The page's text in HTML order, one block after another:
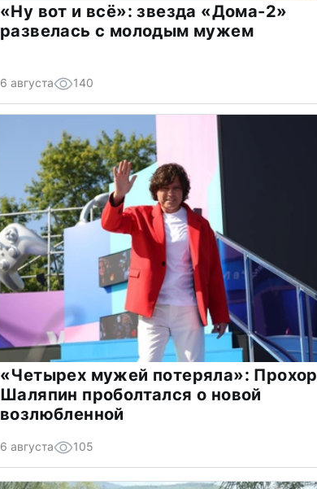
«Ну вот и всё»: звезда «Дома-2»
развелась с молодым мужем
6 августа 140
«Четырех мужей потеряла»: Прохор
Шаляпин проболтался о новой
возлюбленной
6 августа 105